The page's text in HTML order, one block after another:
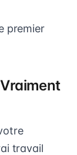
premier
travail